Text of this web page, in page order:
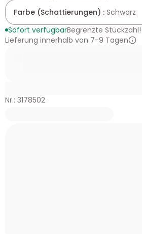
Farbe (Schattierungen) : Schwarz
Sofort verfügbarBegrenzte Stückzahl!
Lieferung innerhalb von 7-9 Tagen
Nr.: 3178502